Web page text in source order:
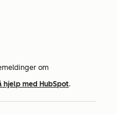
om
hjelp med HubSpot.